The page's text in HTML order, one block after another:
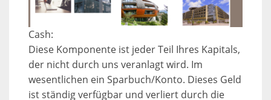
Cash:
Diese Komponente ist jeder Teil Ihres Kapitals,
der nicht durch uns veranlagt wird. Im
wesentlichen ein Sparbuch/Konto. Dieses Geld
ist ständig verfügbar und verliert durch die